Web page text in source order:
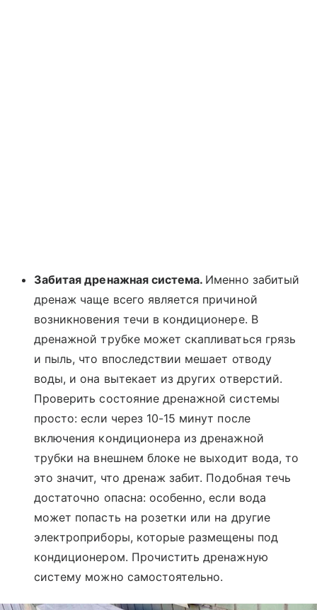
Забитая дренажная система. Именно забитый
дренаж чаще всего является причиной
возникновения течи в кондиционере. В
дренажной трубке может скапливаться грязь
и пыль, что впоследствии мешает отводу
воды, и она вытекает из других отверстий.
Проверить состояние дренажной системы
просто: если через 10-15 минут после
включения кондиционера из дренажной
трубки на внешнем блоке не выходит вода, то
это значит, что дренаж забит. Подобная течь
достаточно опасна: особенно, если вода
может попасть на розетки или на другие
электроприборы, которые размещены под
кондиционером. Прочистить дренажную
систему можно самостоятельно.